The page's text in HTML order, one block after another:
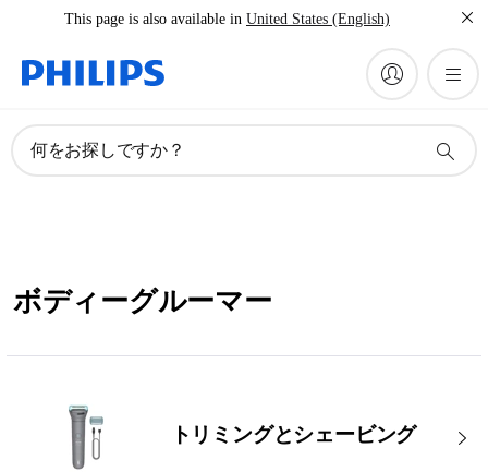
This page is also available in United States (English)
何をお探しですか？
ボディーグルーマー
トリミングとシェービング